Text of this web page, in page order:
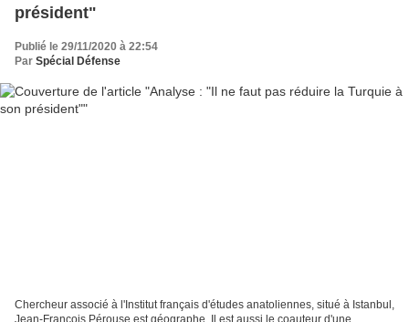
président"
Publié le 29/11/2020 à 22:54
Par Spécial Défense
Chercheur associé à l'Institut français d'études anatoliennes, situé à Istanbul,
Jean-François Pérouse est géographe. Il est aussi le coauteur d'une